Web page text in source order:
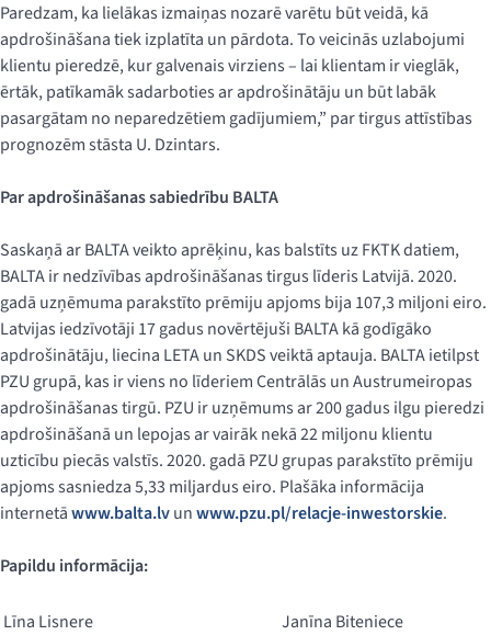
Paredzam, ka lielākas izmaiņas nozarē varētu būt veidā, kā
apdrošināšana tiek izplatīta un pārdota. To veicinās uzlabojumi
klientu pieredzē, kur galvenais virziens – lai klientam ir vieglāk,
ērtāk, patīkamāk sadarboties ar apdrošinātāju un būt labāk
pasargātam no neparedzētiem gadījumiem,” par tirgus attīstības
prognozēm stāsta U. Dzintars.
Par apdrošināšanas sabiedrību BALTA
Saskaņā ar BALTA veikto aprēķinu, kas balstīts uz FKTK datiem,
BALTA ir nedzīvības apdrošināšanas tirgus līderis Latvijā. 2020.
gadā uzņēmuma parakstīto prēmiju apjoms bija 107,3 miljoni eiro.
Latvijas iedzīvotāji 17 gadus novērtējuši BALTA kā godīgāko
apdrošinātāju, liecina LETA un SKDS veiktā aptauja. BALTA ietilpst
PZU grupā, kas ir viens no līderiem Centrālās un Austrumeiropas
apdrošināšanas tirgū. PZU ir uzņēmums ar 200 gadus ilgu pieredzi
apdrošināšanā un lepojas ar vairāk nekā 22 miljonu klientu
uzticību piecās valstīs. 2020. gadā PZU grupas parakstīto prēmiju
apjoms sasniedza 5,33 miljardus eiro. Plašāka informācija
internetāwww.balta.lvunwww.pzu.pl/relacje-inwestorskie.
Papildu informācija:
Līna Lisnere
Janīna Biteniece